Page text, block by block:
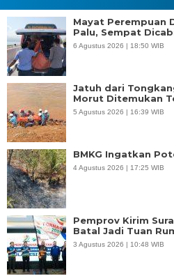
Mayat Perempuan
Palu, Sempat
6 Agustus 2026 | 18:50 WIB
Jatuh dari
Morut Ditemukan
5 Agustus 2026 | 16:39 WIB
BMKG Ingatkan
4 Agustus 2026 | 17:25 WIB
Pemprov Kirim
Batal Jadi Tuan
3 Agustus 2026 | 10:48 WIB